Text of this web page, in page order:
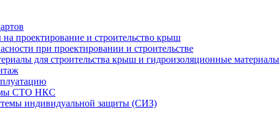
проектирование и строительство крыш
при проектировании и строительстве
для строительства крыш и гидроизоляционные материалы
СТО НКС
индивидуальной защиты (СИЗ)